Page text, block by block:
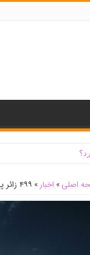
اصلی » اخبار » ۴۹۹ زائر پاکستانی از پایانه ریمدان وارد سیستان و بلوچستان شدند